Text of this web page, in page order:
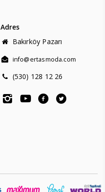
Adres
Bakırköy Pazarı
info@ertasmoda.com
(530) 128 12 26